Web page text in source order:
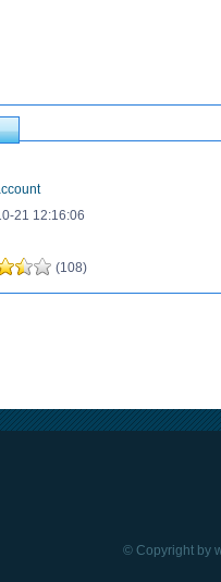
21 12:16:06
(108)
© Copyright by